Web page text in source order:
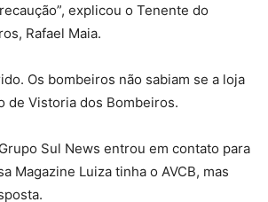
explicou o Tenente do
Rafael Maia.
Os bombeiros não sabiam se a loja
de Vistoria dos Bombeiros.
Sul News entrou em contato para
Magazine Luiza tinha o AVCB, mas